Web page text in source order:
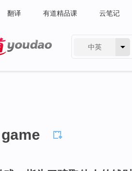
翻译 有道精品课 云笔记
中英